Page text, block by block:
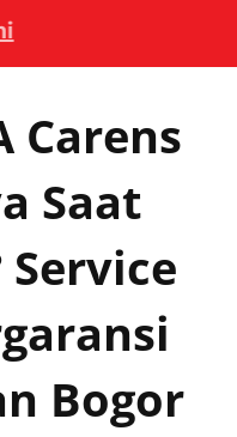
Carens
Saat
Bogor